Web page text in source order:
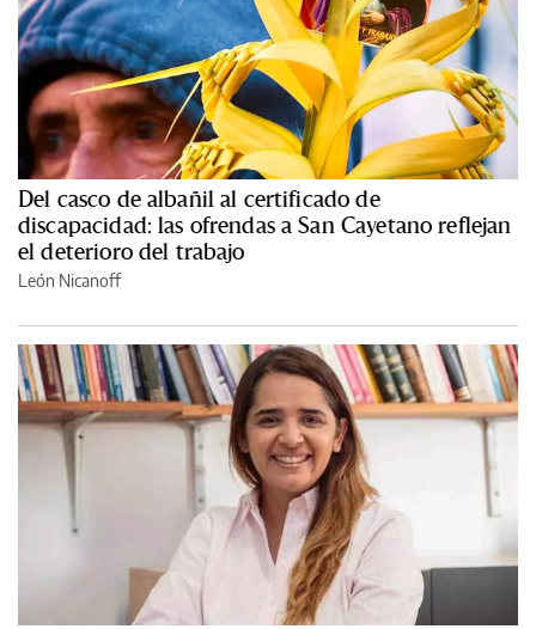
Del casco de albañil al certificado de
discapacidad: las ofrendas a San Cayetano reflejan
el deterioro del trabajo
León Nicanoff